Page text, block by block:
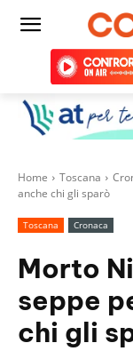
Home Toscana
anche chi gli sparò
Toscana Cronaca
Morto
seppe
chi gli